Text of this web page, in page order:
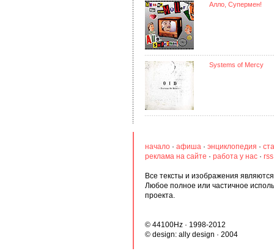
Алло, Супермен!
Systems of Mercy
начало · афиша · энциклопедия ·
реклама на сайте · работа у нас ·
Все тексты и изображения
Любое полное или частичное
проекта.
© 44100Hz · 1998-2012
© design: ally design · 2004